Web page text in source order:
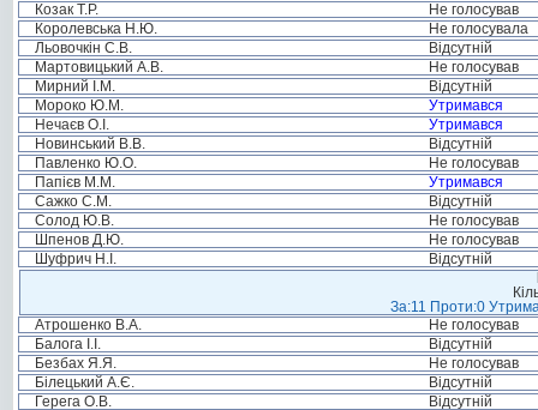
Козак Т.Р.
Не голосував
Королевська Н.Ю.
Не голосувала
Льовочкін С.В.
Відсутній
Мартовицький А.В.
Не голосував
Мирний І.М.
Відсутній
Мороко Ю.М.
Утримався
Нечаєв О.І.
Утримався
Новинський В.В.
Відсутній
Павленко Ю.О.
Не голосував
Папієв М.М.
Утримався
Сажко С.М.
Відсутній
Солод Ю.В.
Не голосував
Шпенов Д.Ю.
Не голосував
Шуфрич Н.І.
Відсутній
За:11 Проти:0
Атрошенко В.А.
Не голосував
Балога І.І.
Відсутній
Безбах Я.Я.
Не голосував
Білецький А.Є.
Відсутній
Герега О.В.
Відсутній